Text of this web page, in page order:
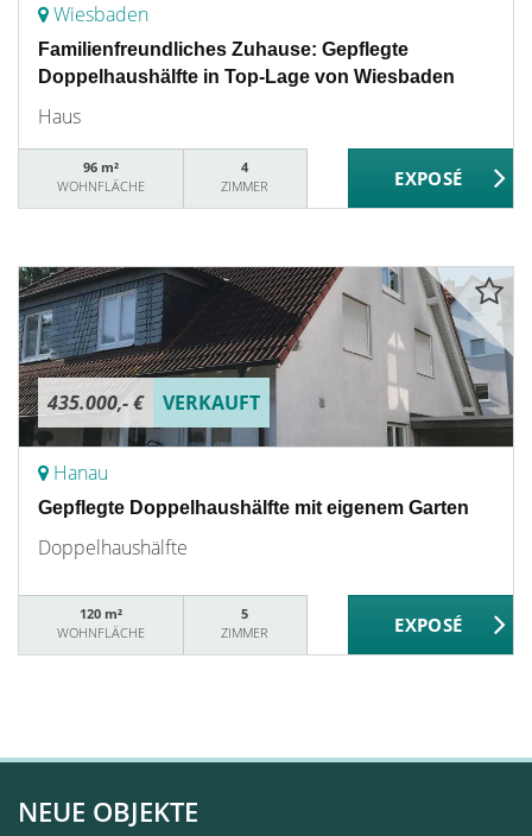
Wiesbaden
Familienfreundliches Zuhause: Gepflegte
Doppelhaushälfte in Top-Lage von Wiesbaden
Haus
96 m²
WOHNFLÄCHE
4
ZIMMER
435.000,- € VERKAUFT
Hanau
Gepflegte Doppelhaushälfte mit eigenem Garten
Doppelhaushälfte
120 m²
WOHNFLÄCHE
5
ZIMMER
NEUE OBJEKTE